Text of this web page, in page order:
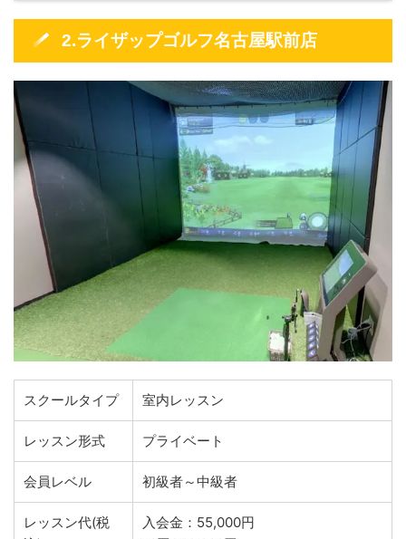
2.ライザップゴルフ名古屋駅前店
スクールタイプ 室内レッスン
レッスン形式 プライベート
会員レベル 初級者～中級者
レッスン代(税
入会金：55,000円